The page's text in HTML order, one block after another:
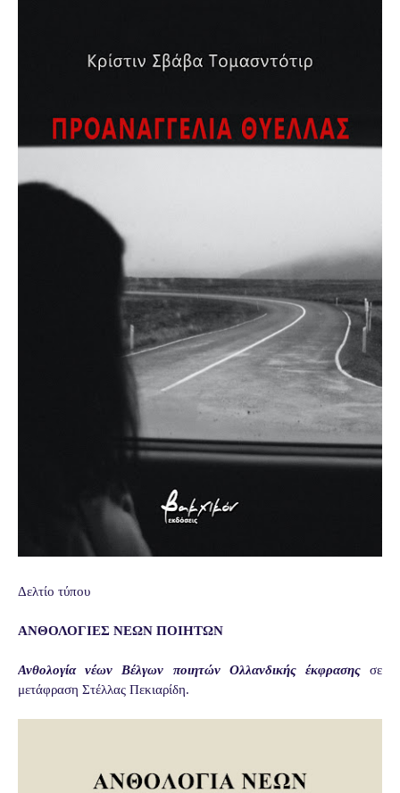
Δελτίο τύπου
ΑΝΘΟΛΟΓΙΕΣ ΝΕΩΝ ΠΟΙΗΤΩΝ
Ανθολογία νέων Βέλγων ποιητών Ολλανδικής έκφρασης σε
μετάφραση Στέλλας Πεκιαρίδη.